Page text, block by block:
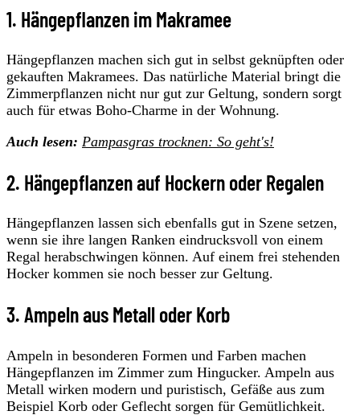
1. Hängepflanzen im Makramee
Hängepflanzen machen sich gut in selbst geknüpften oder
gekauften Makramees. Das natürliche Material bringt die
Zimmerpflanzen nicht nur gut zur Geltung, sondern sorgt
auch für etwas Boho-Charme in der Wohnung.
Auch lesen: Pampasgras trocknen: So geht's!
2. Hängepflanzen auf Hockern oder Regalen
Hängepflanzen lassen sich ebenfalls gut in Szene setzen,
wenn sie ihre langen Ranken eindrucksvoll von einem
Regal herabschwingen können. Auf einem frei stehenden
Hocker kommen sie noch besser zur Geltung.
3. Ampeln aus Metall oder Korb
Ampeln in besonderen Formen und Farben machen
Hängepflanzen im Zimmer zum Hingucker. Ampeln aus
Metall wirken modern und puristisch, Gefäße aus zum
Beispiel Korb oder Geflecht sorgen für Gemütlichkeit.